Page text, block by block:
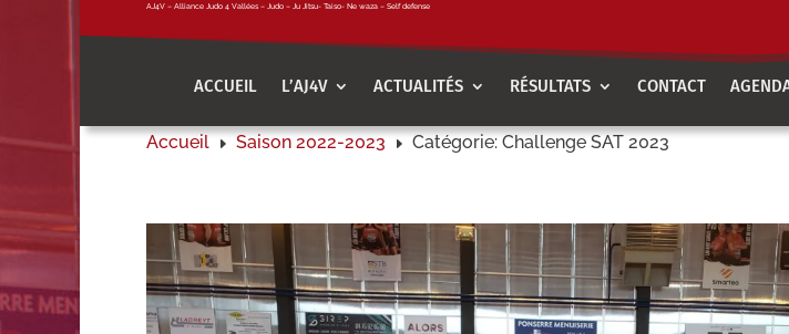
AJ4V – Alliance Judo 4 Vallées – Judo – Ju Jitsu- Taiso- Ne waza – Self defense
ACCUEIL L’AJ4V ACTUALITÉS RÉSULTATS CONTACT
Accueil E Saison 2022-2023 E Catégorie: Challenge SAT 2023